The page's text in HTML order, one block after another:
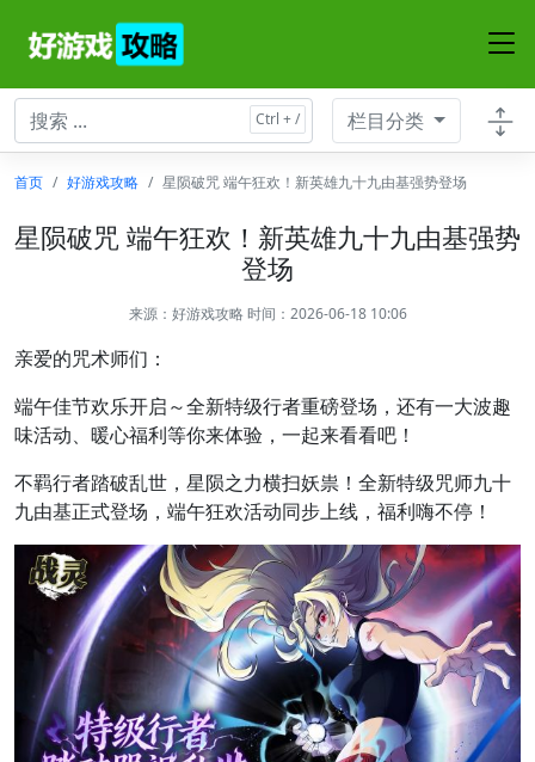
栏目分类
首页 好游戏攻略 星陨破咒 端午狂欢！新英雄九十九由基强势登场
星陨破咒 端午狂欢！新英雄九十九由基强势
登场
来源： 好游戏攻略时间：2026-06-18 10:06
亲爱的咒术师们：
端午佳节欢乐开启～全新特级行者重磅登场，还有一大波趣
味活动、暖心福利等你来体验，一起来看看吧！
不羁行者踏破乱世，星陨之力横扫妖祟！全新特级咒师九十
九由基正式登场，端午狂欢活动同步上线，福利嗨不停！